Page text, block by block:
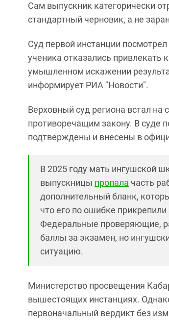
Сам выпускник категорически
стандартный черновик, а не
Суд первой инстанции
ученика отказались привлекать
умышленном искажении
информирует РИА "Новости".
Верховный суд региона встал на
противоречащим закону. В суде
подтверждены и внесены в
В 2025 году мать ингушской
выпускницы пропала часть
дополнительный бланк,
что его по ошибке
Федеральные проверяющие,
баллы за экзамен, но
ситуацию.
Министерство просвещения
вышестоящих инстанциях.
первоначальный вердикт без